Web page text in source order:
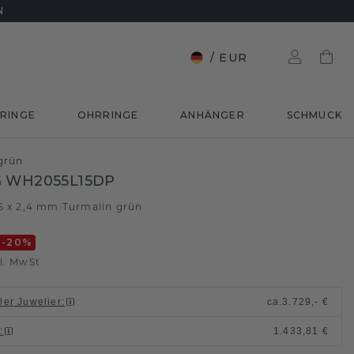
/ EUR
OHRRINGE ANHÄNGER SCHMUCK
WH2055L15DP
x 2,4 mm Turmalin grün
-20 %
MwSt
Juwelier: ca.3.729,- €
: 1.433,81 €